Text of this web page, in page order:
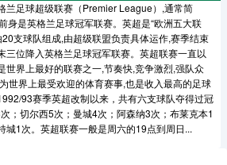
兰足球超级联赛（Premier League）,通常简
身是英格兰足球冠军联赛。英超是“欧洲五大联
20支球队组成,由超级联盟负责具体运作,赛季结束
三位降入英格兰足球冠军联赛。英超联赛一直以
世界上最好的联赛之一,节奏快,竞争激烈,强队众
世界上最受欢迎的体育赛事,也是收入最高的足球
93赛季英超改制以来，共有六支球队夺得过冠
；切尔西5次；曼城4次；阿森纳3次；布莱克本1
城1次。英超联赛一般是周六的19点到周日...